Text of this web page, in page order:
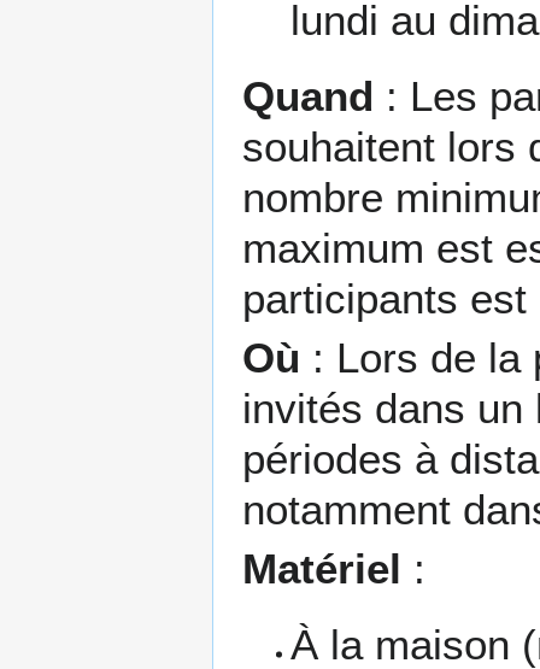
lundi au
Quand : Les
souhaitent lors
nombre
maximum est
participants
Où : Lors de la
invités dans un
périodes à
notamment
Matériel :
À la maison